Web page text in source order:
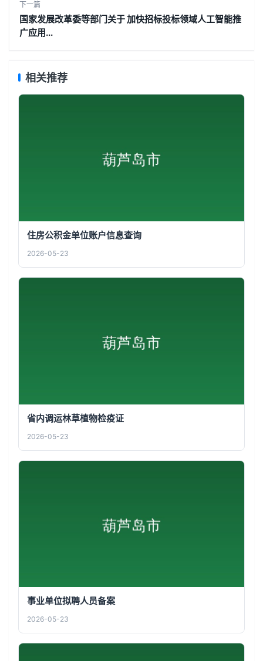
下一篇
国家发展改革委等部门关于 加快招标投标领域人工智能推
广应用...
相关推荐
住房公积金单位账户信息查询
2026-05-23
省内调运林草植物检疫证
2026-05-23
事业单位拟聘人员备案
2026-05-23